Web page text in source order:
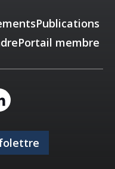
Publications
Portail membre